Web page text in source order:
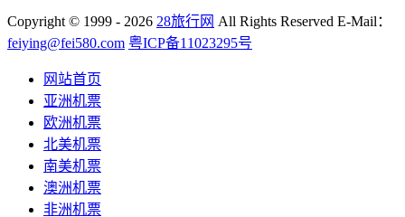
Copyright © 1999 - 2026 28旅行网 All Rights Reserved E-Mail：
feiying@fei580.com 粤ICP备11023295号
网站首页
亚洲机票
欧洲机票
北美机票
南美机票
澳洲机票
非洲机票